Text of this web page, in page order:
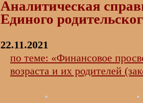
Аналитическая
Единого
22.11.2021
по теме: «Финансовое
возраста и их родителей